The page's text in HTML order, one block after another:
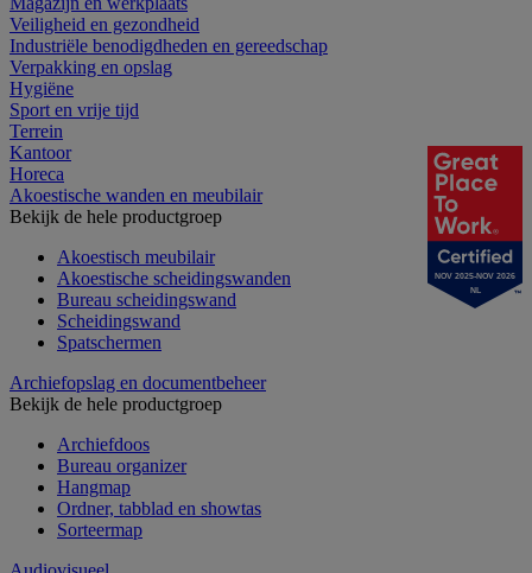
Veiligheid en gezondheid
Industriële benodigdheden en gereedschap
Verpakking en opslag
Hygiëne
Sport en vrije tijd
Terrein
Kantoor
Horeca
Akoestische wanden en meubilair
Bekijk de hele productgroep
Akoestisch meubilair
Akoestische scheidingswanden
Bureau scheidingswand
Scheidingswand
Spatschermen
Archiefopslag en documentbeheer
Bekijk de hele productgroep
Archiefdoos
Bureau organizer
Hangmap
Ordner, tabblad en showtas
Sorteermap
NOV 2025-NOV 2026
NL